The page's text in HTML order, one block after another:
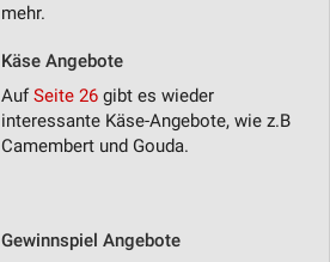
mehr.
Käse Angebote
AufSeite 26 gibt es wieder
interessante Käse-Angebote, wie z.B
Camembert und Gouda.
Gewinnspiel Angebote